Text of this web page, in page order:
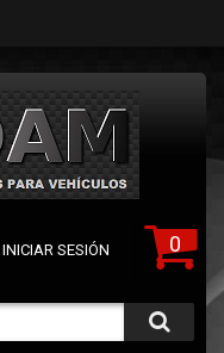
0
INICIAR SESIÓN